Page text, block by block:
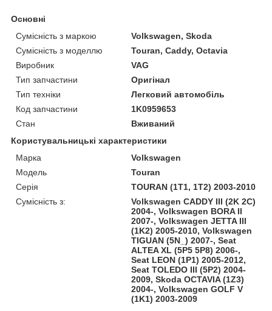
Основні
Сумісність з маркою
Volkswagen, Skoda
Сумісність з моделлю
Touran, Caddy, Octavia
Виробник
VAG
Тип запчастини
Оригінал
Тип техніки
Легковий автомобіль
Код запчастини
1K0959653
Стан
Вживаний
Користувальницькі характеристики
Марка
Volkswagen
Модель
Touran
Серія
TOURAN (1T1, 1T2) 2003-2010
Сумісність з:
Volkswagen CADDY III (2K 2C)
2004-, Volkswagen BORA II
2007-, Volkswagen JETTA III
(1K2) 2005-2010, Volkswagen
TIGUAN (5N_) 2007-, Seat
ALTEA XL (5P5 5P8) 2006-,
Seat LEON (1P1) 2005-2012,
Seat TOLEDO III (5P2) 2004-
2009, Skoda OCTAVIA (1Z3)
2004-, Volkswagen GOLF V
(1K1) 2003-2009